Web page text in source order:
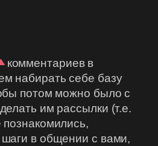
комментариев в
набирать себе базу
потом можно было с
им рассылки (т.е.
в общении с вами,